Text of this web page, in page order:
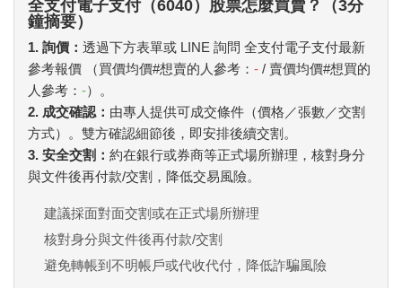
全支付電子支付（6040）股票怎麼買賣？（3分
鐘摘要）
1. 詢價： 透過下方表單或 LINE 詢問 全支付電子支付最新
參考報價 （買價均價#想賣的人參考： - / 賣價均價#想買的
人參考： -）。
2. 成交確認： 由專人提供可成交條件（價格／張數／交割
方式）。雙方確認細節後，即安排後續交割。
3. 安全交割： 約在銀行或券商等正式場所辦理，核對身分
與文件後再付款/交割，降低交易風險。
建議採面對面交割或在正式場所辦理
核對身分與文件後再付款/交割
避免轉帳到不明帳戶或代收代付，降低詐騙風險